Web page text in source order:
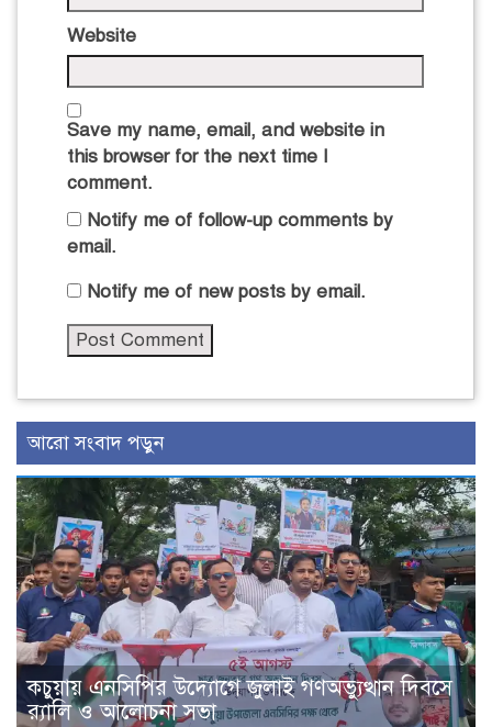
Website
Save my name, email, and website in
this browser for the next time I
comment.
Notify me of follow-up comments by
email.
Notify me of new posts by email.
আরো সংবাদ পড়ুন
কচুয়ায় এনসিপির উদ্যোগে জুলাই গণঅভ্যুত্থান দিবসে
র‌্যালি ও আলোচনা সভা